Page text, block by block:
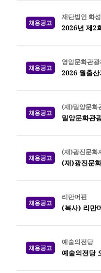
채용공고
재단법인 화
2026년 제2
채용공고
영암문화관
2026 월출
채용공고
(재)밀양문화
밀양문화관
채용공고
(재)광진문화
(재)광진문
채용공고
리만머핀
(복사) 리만
채용공고
예술의전당
예술의전당